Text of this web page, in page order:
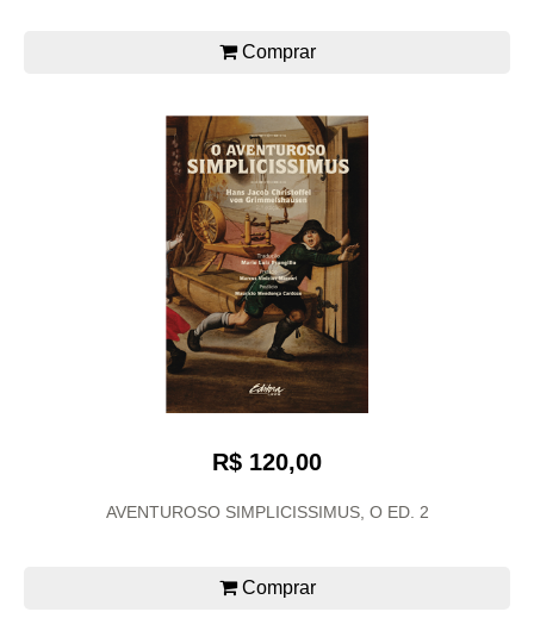
Comprar
R$ 120,00
AVENTUROSO SIMPLICISSIMUS, O ED. 2
Comprar